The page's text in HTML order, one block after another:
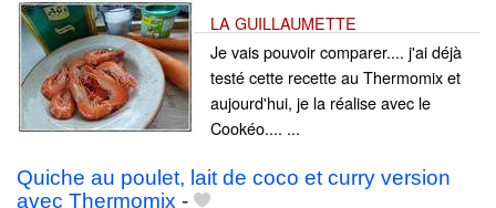
LA GUILLAUMETTE
Je vais pouvoir comparer.... j'ai déjà
testé cette recette au Thermomix et
aujourd'hui, je la réalise avec le
Cookéo.... ...
Quiche au poulet, lait de coco et curry version
avec Thermomix -